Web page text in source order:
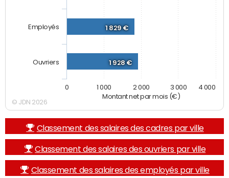
Montant net par mois (€)
1 829 €
1 928 €
Employés
Ouvriers
0 1 000 2 000 3 000 4 000
© JDN 2026
Classement des salaires des cadres par ville
Classement des salaires des ouvriers par ville
Classement des salaires des employés par ville